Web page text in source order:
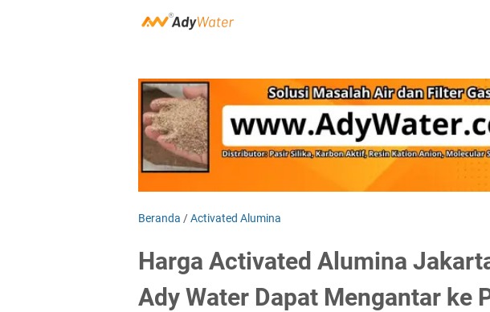
Beranda /Activated Alumina
Harga Activated Alumina
Ady Water Dapat Mengantar ke